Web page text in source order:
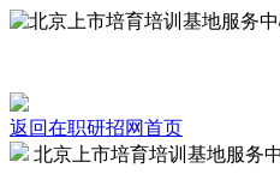
返回在职研招网首页
北京上市培育培训基地服务